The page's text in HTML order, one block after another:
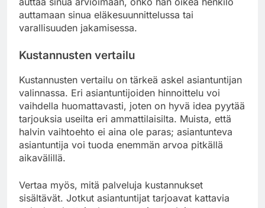
auttamaan sinua eläkesuunnittelussa tai
varallisuuden jakamisessa.
Kustannusten vertailu
Kustannusten vertailu on tärkeä askel asiantuntijan
valinnassa. Eri asiantuntijoiden hinnoittelu voi
vaihdella huomattavasti, joten on hyvä idea pyytää
tarjouksia useilta eri ammattilaisilta. Muista, että
halvin vaihtoehto ei aina ole paras; asiantunteva
asiantuntija voi tuoda enemmän arvoa pitkällä
aikavälillä.
Vertaa myös, mitä palveluja kustannukset
sisältävät. Jotkut asiantuntijat tarjoavat kattavia